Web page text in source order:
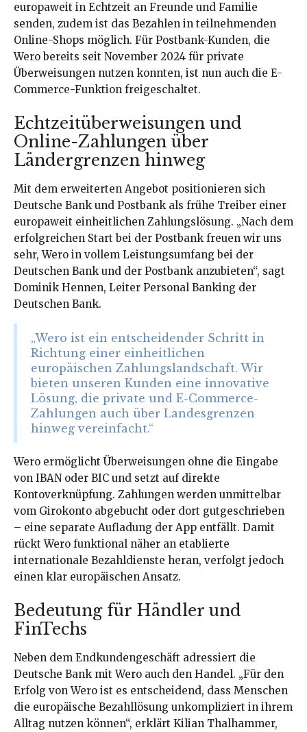
europaweit in Echtzeit an Freunde und Familie
senden, zudem ist das Bezahlen in teilnehmenden
Online-Shops möglich. Für Postbank-Kunden, die
Wero bereits seit November 2024 für private
Überweisungen nutzen konnten, ist nun auch die E-
Commerce-Funktion freigeschaltet.
Echtzeitüberweisungen und
Online-Zahlungen über
Ländergrenzen hinweg
Mit dem erweiterten Angebot positionieren sich
Deutsche Bank und Postbank als frühe Treiber einer
europaweit einheitlichen Zahlungslösung. „Nach dem
erfolgreichen Start bei der Postbank freuen wir uns
sehr, Wero in vollem Leistungsumfang bei der
Deutschen Bank und der Postbank anzubieten“, sagt
Dominik Hennen, Leiter Personal Banking der
Deutschen Bank.
„Wero ist ein entscheidender Schritt in
Richtung einer einheitlichen
europäischen Zahlungslandschaft. Wir
bieten unseren Kunden eine innovative
Lösung, die private und E-Commerce-
Zahlungen auch über Landesgrenzen
hinweg vereinfacht.“
Wero ermöglicht Überweisungen ohne die Eingabe
von IBAN oder BIC und setzt auf direkte
Kontoverknüpfung. Zahlungen werden unmittelbar
vom Girokonto abgebucht oder dort gutgeschrieben
– eine separate Aufladung der App entfällt. Damit
rückt Wero funktional näher an etablierte
internationale Bezahldienste heran, verfolgt jedoch
einen klar europäischen Ansatz.
Bedeutung für Händler und
FinTechs
Neben dem Endkundengeschäft adressiert die
Deutsche Bank mit Wero auch den Handel. „Für den
Erfolg von Wero ist es entscheidend, dass Menschen
die europäische Bezahllösung unkompliziert in ihrem
Alltag nutzen können“, erklärt Kilian Thalhammer,